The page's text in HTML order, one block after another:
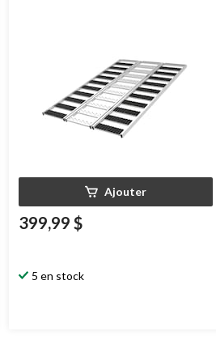
Ajouter
399,99 $
5 en stock